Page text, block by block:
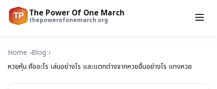
TP The Power Of One March
thepowerofonemarch.org
Home Blog
หวยหุ้น คืออะไร เล่นอย่างไร และแตกต่างจากหวยอื่นอย่างไร แทงหวย